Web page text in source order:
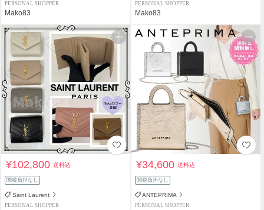
PERSONAL SHOPPER
Mako83
PERSONAL SHOPPER
Mako83
¥102,800送料込
関税負担なし
Saint Laurent
PERSONAL SHOPPER
¥34,600送料込
関税負担なし
ANTEPRIMA
PERSONAL SHOPPER